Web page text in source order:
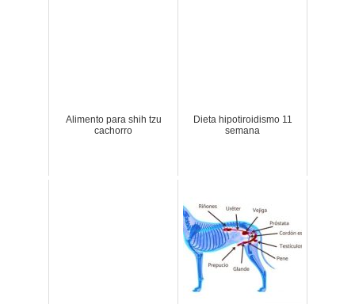
Alimento para shih tzu
cachorro
Dieta hipotiroidismo 11
semana